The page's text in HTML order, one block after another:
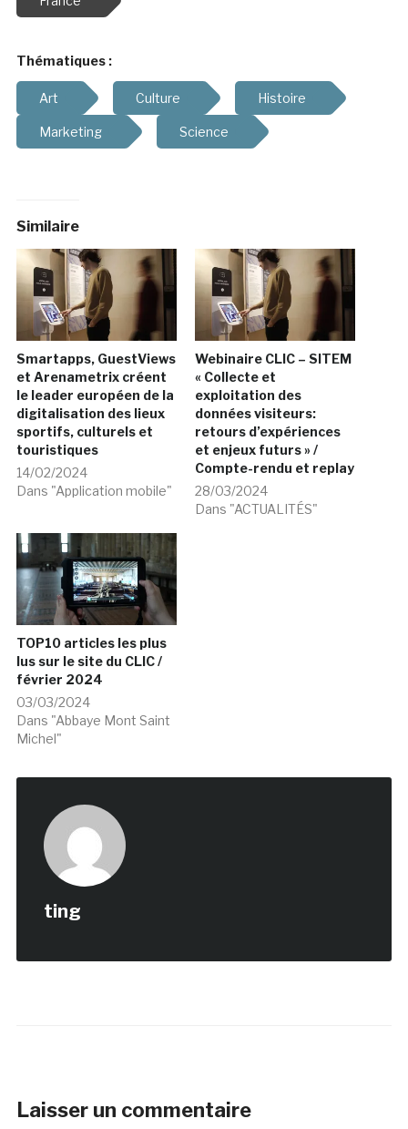
Thématiques :
Art Culture Histoire
Marketing Science
Similaire
Smartapps, GuestViews
et Arenametrix créent
le leader européen de la
digitalisation des lieux
sportifs, culturels et
touristiques
14/02/2024
Dans "Application mobile"
Webinaire CLIC – SITEM
« Collecte et
exploitation des
données visiteurs:
retours d’expériences
et enjeux futurs » /
Compte-rendu et replay
28/03/2024
Dans "ACTUALITÉS"
TOP10 articles les plus
lus sur le site du CLIC /
février 2024
03/03/2024
Dans "Abbaye Mont Saint
Michel"
ting
Laisser un commentaire